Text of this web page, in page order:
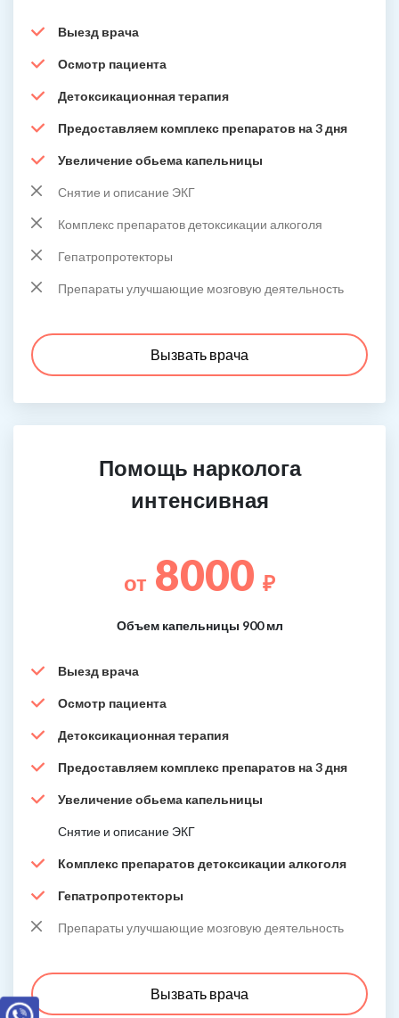
Выезд врача
Осмотр пациента
Детоксикационная терапия
Предоставляем комплекс препаратов на 3 дня
Увеличение обьема капельницы
Снятие и описание ЭКГ
Комплекс препаратов детоксикации алкоголя
Гепатропротекторы
Препараты улучшающие мозговую деятельность
Вызвать врача
Помощь нарколога
интенсивная
от 8000 ₽
Объем капельницы 900 мл
Выезд врача
Осмотр пациента
Детоксикационная терапия
Предоставляем комплекс препаратов на 3 дня
Увеличение обьема капельницы
Снятие и описание ЭКГ
Комплекс препаратов детоксикации алкоголя
Гепатропротекторы
Препараты улучшающие мозговую деятельность
Вызвать врача